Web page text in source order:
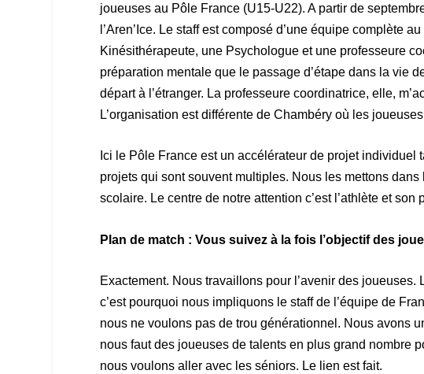
joueuses au Pôle France (U15-U22). A partir de
l’Aren’Ice. Le staff est composé d’une équipe complète
Kinésithérapeute, une Psychologue et une professeure
préparation mentale que le passage d’étape dans la vie
départ à l’étranger. La professeure coordinatrice, elle,
L’organisation est différente de Chambéry où les
Ici le Pôle France est un accélérateur de projet
projets qui sont souvent multiples. Nous les mettons
scolaire. Le centre de notre attention c’est l’athlète et
Plan de match : Vous suivez à la fois l’objectif des
Exactement. Nous travaillons pour l’avenir des
c’est pourquoi nous impliquons le staff de l’équipe de
nous ne voulons pas de trou générationnel. Nous avons
nous faut des joueuses de talents en plus grand nombre
nous voulons aller avec les séniors. Le lien est fait.